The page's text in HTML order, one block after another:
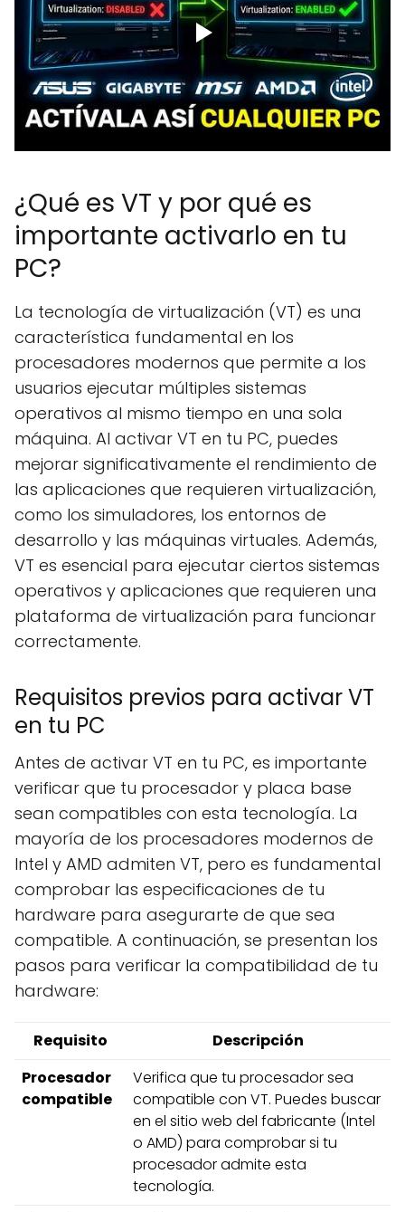
¿Qué es VT y por qué es
importante activarlo en tu
PC?
La tecnología de virtualización (VT) es una
característica fundamental en los
procesadores modernos que permite a los
usuarios ejecutar múltiples sistemas
operativos al mismo tiempo en una sola
máquina. Al activar VT en tu PC, puedes
mejorar significativamente el rendimiento de
las aplicaciones que requieren virtualización,
como los simuladores, los entornos de
desarrollo y las máquinas virtuales. Además,
VT es esencial para ejecutar ciertos sistemas
operativos y aplicaciones que requieren una
plataforma de virtualización para funcionar
correctamente.
Requisitos previos para activar VT
en tu PC
Antes de activar VT en tu PC, es importante
verificar que tu procesador y placa base
sean compatibles con esta tecnología. La
mayoría de los procesadores modernos de
Intel y AMD admiten VT, pero es fundamental
comprobar las especificaciones de tu
hardware para asegurarte de que sea
compatible. A continuación, se presentan los
pasos para verificar la compatibilidad de tu
hardware:
Requisito
Descripción
Procesador
compatible
Verifica que tu procesador sea
compatible con VT. Puedes buscar
en el sitio web del fabricante (Intel
o AMD) para comprobar si tu
procesador admite esta
tecnología.